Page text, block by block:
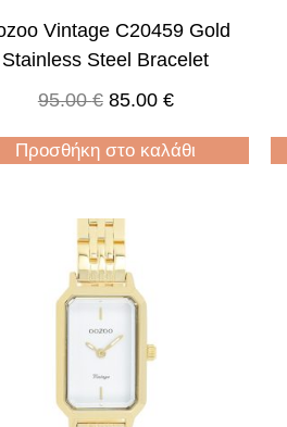
Vintage C20459 Gold
Stainless Steel Bracelet
95.00€ 85.00 €
Προσθήκη στο καλάθι